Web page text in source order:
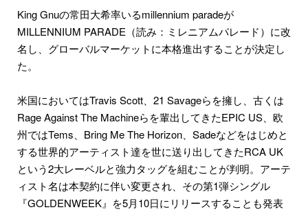
King Gnuの常田大希率いるmillennium paradeが
MILLENNIUM PARADE（読み：ミレニアムパレード）に改
名し、グローバルマーケットに本格進出することが決定し
た。
米国においてはTravis Scott、21 Savageらを擁し、古くは
Rage Against The Machineらを輩出してきたEPIC US、欧
州ではTems、Bring Me The Horizon、Sadeなどをはじめと
する世界的アーティスト達を世に送り出してきたRCA UK
という2大レーベルと強力タッグを組むことが判明。アーテ
ィスト名は本契約に伴い変更され、その第1弾シングル
『GOLDENWEEK』を5月10日にリリースすることも発表